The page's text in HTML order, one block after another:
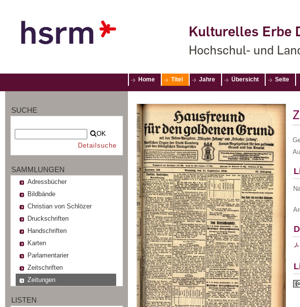
Kulturelles Erbe
Hochschul- und
Home Titel Jahre Übersicht Seite
SUCHE
OK
Detailsuche
SAMMLUNGEN
Adressbücher
Bildbände
Christian von Schlözer
Druckschriften
Handschriften
Karten
Parlamentarier
Zeitschriften
Zeitungen
LISTEN